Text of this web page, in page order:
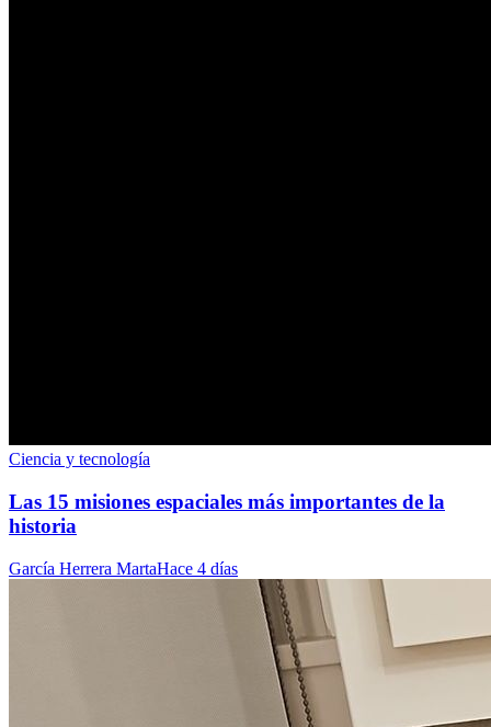
Ciencia y tecnología
Las 15 misiones espaciales más importantes de la
historia
García Herrera MartaHace 4 días